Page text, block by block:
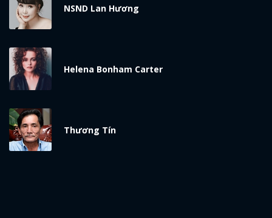
NSND Lan Hương
Helena Bonham Carter
Thương Tín